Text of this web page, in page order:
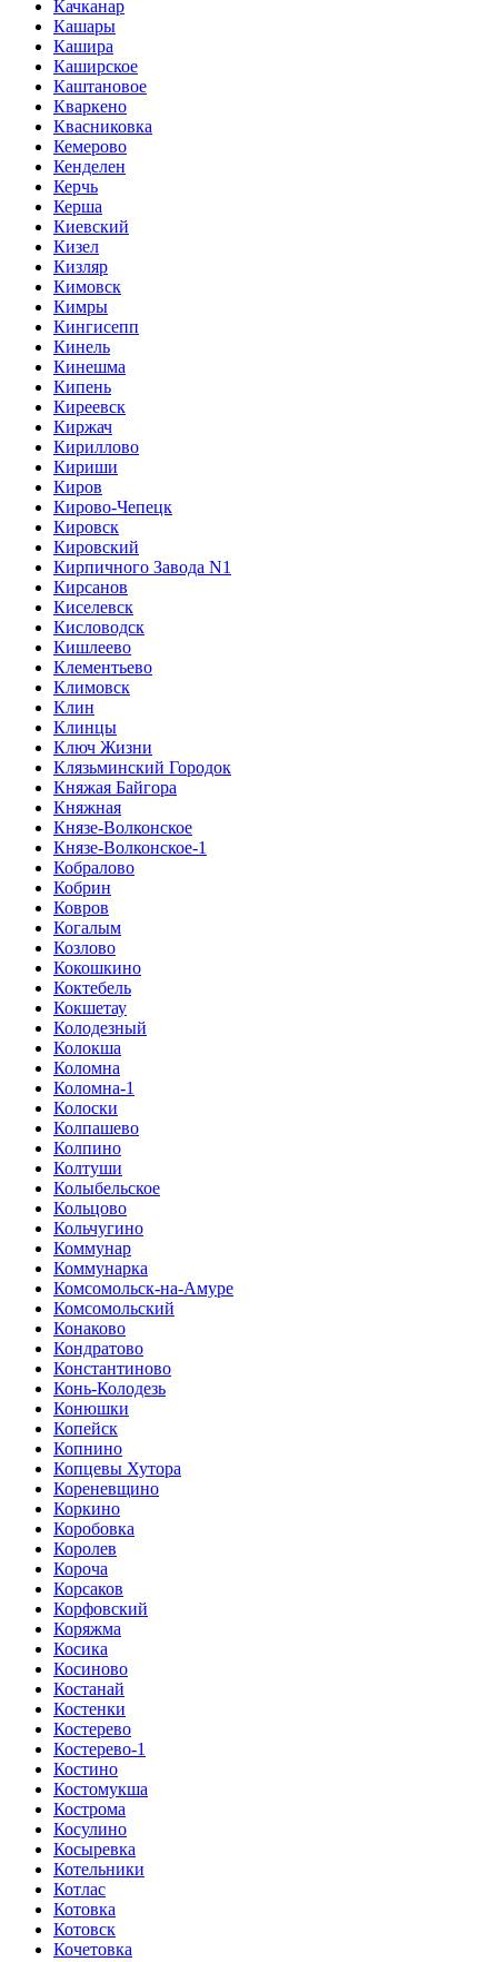
Качканар
Кашары
Кашира
Каширское
Каштановое
Кваркено
Квасниковка
Кемерово
Кенделен
Керчь
Керша
Киевский
Кизел
Кизляр
Кимовск
Кимры
Кингисепп
Кинель
Кинешма
Кипень
Киреевск
Киржач
Кириллово
Кириши
Киров
Кирово-Чепецк
Кировск
Кировский
Кирпичного Завода N1
Кирсанов
Киселевск
Кисловодск
Кишлеево
Клементьево
Климовск
Клин
Клинцы
Ключ Жизни
Клязьминский Городок
Княжая Байгора
Княжная
Князе-Волконское
Князе-Волконское-1
Кобралово
Кобрин
Ковров
Когалым
Козлово
Кокошкино
Коктебель
Кокшетау
Колодезный
Колокша
Коломна
Коломна-1
Колоски
Колпашево
Колпино
Колтуши
Колыбельское
Кольцово
Кольчугино
Коммунар
Коммунарка
Комсомольск-на-Амуре
Комсомольский
Конаково
Кондратово
Константиново
Конь-Колодезь
Конюшки
Копейск
Копнино
Копцевы Хутора
Кореневщино
Коркино
Коробовка
Королев
Короча
Корсаков
Корфовский
Коряжма
Косика
Косиново
Костанай
Костенки
Костерево
Костерево-1
Костино
Костомукша
Кострома
Косулино
Косыревка
Котельники
Котлас
Котовка
Котовск
Кочетовка